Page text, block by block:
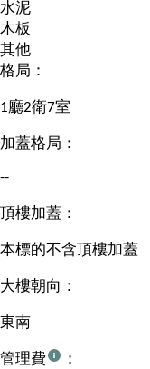
水泥
木板
其他
格局：
1廳2衛7室
加蓋格局：
--
頂樓加蓋：
本標的不含頂樓加蓋
大樓朝向：
東南
管理費 ：